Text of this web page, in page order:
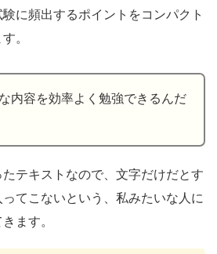
に頻出するポイントをコンパクト
。
内容を効率よく勉強できるんだ
テキストなので、文字だけだとす
てこないという、私みたいな人に
ます。